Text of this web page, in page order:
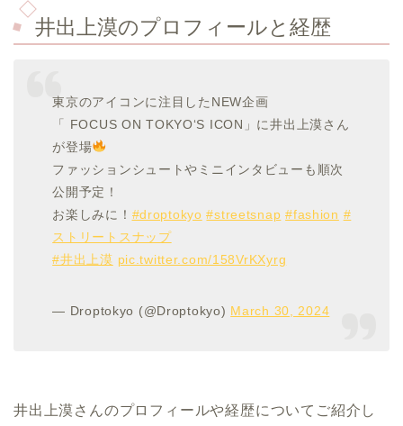
井出上漠のプロフィールと経歴
東京のアイコンに注目したNEW企画
「 FOCUS ON TOKYO‘S ICON」に井出上漠さん
が登場
ファッションシュートやミニインタビューも順次
公開予定！
お楽しみに！ #droptokyo #streetsnap #fashion #
ストリートスナップ
#井出上漠 pic.twitter.com/158VrKXyrg
— Droptokyo (@Droptokyo) March 30, 2024
井出上漠さんのプロフィールや経歴についてご紹介し